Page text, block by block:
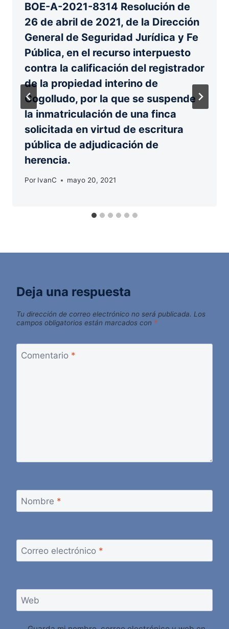
BOE-A-2021-8314 Resolución de
26 de abril de 2021, de la Dirección
General de Seguridad Jurídica y Fe
Pública, en el recurso interpuesto
contra la calificación del registrador
de la propiedad interino de
Cogolludo, por la que se suspende
la inmatriculación de una finca
solicitada en virtud de escritura
pública de adjudicación de
herencia.
Por IvanC mayo 20, 2021
Deja una respuesta
Tu dirección de correo electrónico no será publicada. Los
campos obligatorios están marcados con *
Comentario *
Nombre *
Correo electrónico *
Web